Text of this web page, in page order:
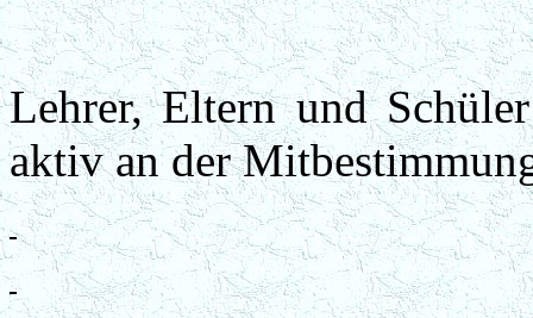
Lehrer, Eltern und
aktiv an der